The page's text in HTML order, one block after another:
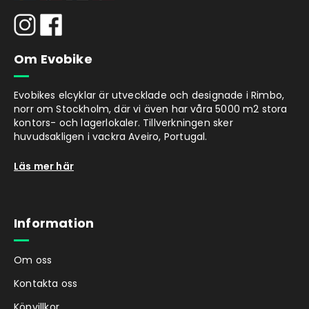
Om Evobike
Evobikes elcyklar är utvecklade och designade i Rimbo,
norr om Stockholm, där vi även har våra 5000 m2 stora
kontors- och lagerlokaler. Tillverkningen sker
huvudsakligen i vackra Aveiro, Portugal.
Läs mer här
Information
Om oss
Kontakta oss